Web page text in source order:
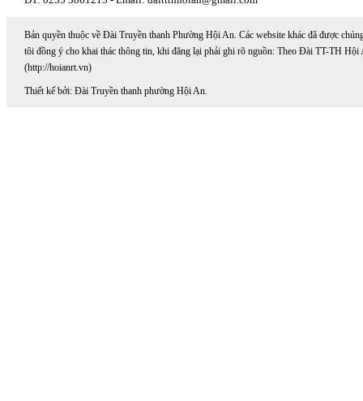
Bản quyền thuộc về Đài Truyền thanh Phường Hội An. Các website khác đã được
tôi đồng ý cho khai thác thông tin, khi đăng lại phải ghi rõ nguồn: Theo Đài TT-TH Hội
(http://hoianrt.vn)
Thiết kế bởi: Đài Truyền thanh phường Hội An.